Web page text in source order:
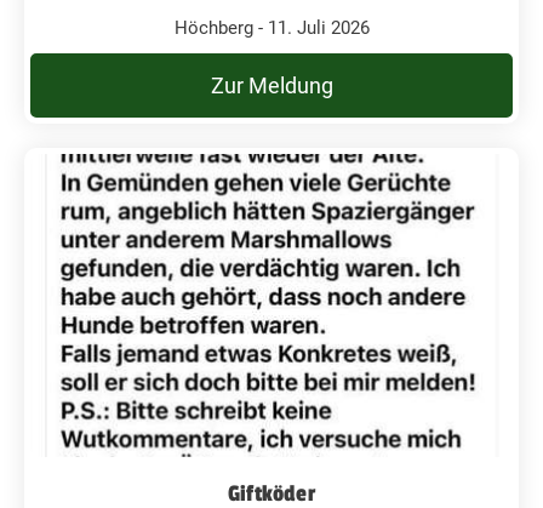
Höchberg - 11. Juli 2026
Zur Meldung
Giftköder